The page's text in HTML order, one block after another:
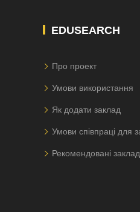
EDUSEARCH
Про проект
Умови використання
Як додати заклад
Умови співпраці для
Рекомендовані